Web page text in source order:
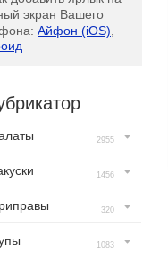
экран Вашего
Айфон (iOS)
2955
1456
320
1083